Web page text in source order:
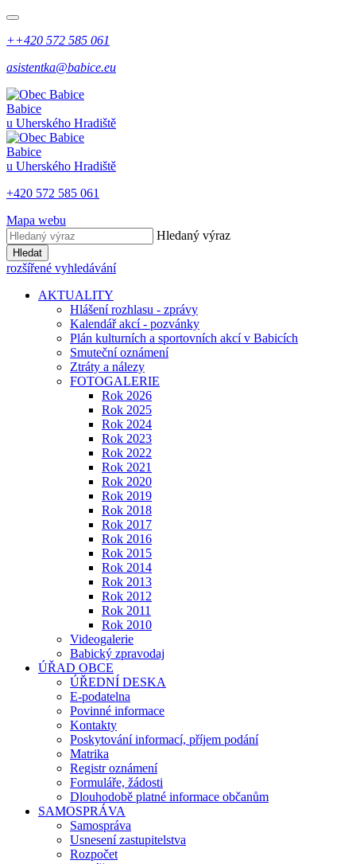
++420 572 585 061
asistentka@babice.eu
Babice
u Uherského Hradiště
Babice
u Uherského Hradiště
+420 572 585 061
Mapa webu
Hledaný výraz
Hledat
rozšířené vyhledávání
AKTUALITY
Hlášení rozhlasu - zprávy
Kalendář akcí - pozvánky
Plán kulturních a sportovních akcí v Babicích
Smuteční oznámení
Ztráty a nálezy
FOTOGALERIE
Rok 2026
Rok 2025
Rok 2024
Rok 2023
Rok 2022
Rok 2021
Rok 2020
Rok 2019
Rok 2018
Rok 2017
Rok 2016
Rok 2015
Rok 2014
Rok 2013
Rok 2012
Rok 2011
Rok 2010
Videogalerie
Babický zpravodaj
ÚŘAD OBCE
ÚŘEDNÍ DESKA
E-podatelna
Povinné informace
Kontakty
Poskytování informací, příjem podání
Matrika
Registr oznámení
Formuláře, žádosti
Dlouhodobě platné informace občanům
SAMOSPRÁVA
Samospráva
Usnesení zastupitelstva
Rozpočet